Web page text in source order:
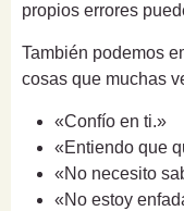
propios errores
También podemos
cosas que muchas
«Confío en ti.»
«Entiendo que
«No necesito
«No estoy